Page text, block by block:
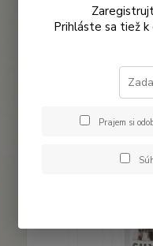
Produkty
Dromy
Prihláste sa tiež
Prajem si